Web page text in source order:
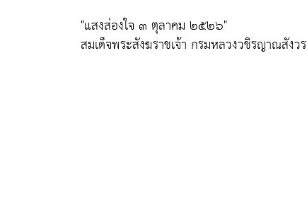
"แสงส่องใจ ๓ ตุลาคม ๒๕๒๖"
สมเด็จพระสังฆราชเจ้า กรมหลวงวชิรญาณสังวร